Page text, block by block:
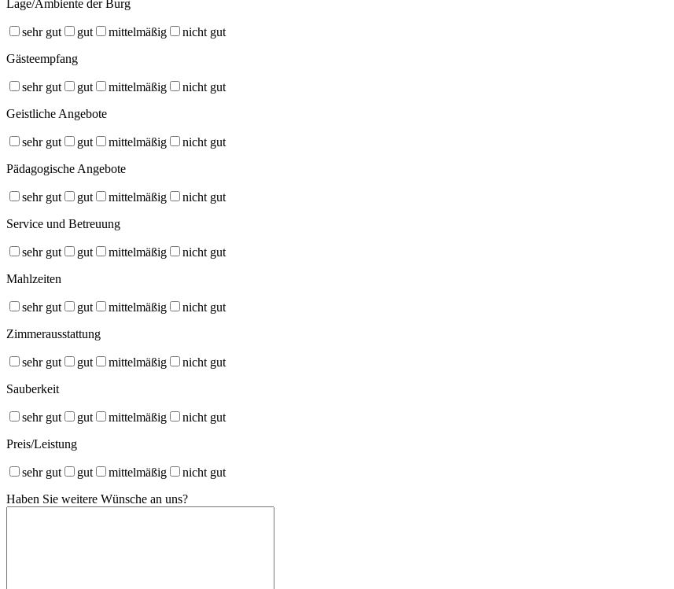
Lage/Ambiente der Burg
sehr gut gut mittelmäßig
nicht gut
Gästeempfang
sehr gut gut mittelmäßig
nicht gut
Geistliche Angebote
sehr gut gut mittelmäßig
nicht gut
Pädagogische Angebote
sehr gut gut mittelmäßig
nicht gut
Service und Betreuung
sehr gut gut mittelmäßig
nicht gut
Mahlzeiten
sehr gut gut mittelmäßig
nicht gut
Zimmerausstattung
sehr gut gut mittelmäßig
nicht gut
Sauberkeit
sehr gut gut mittelmäßig
nicht gut
Preis/Leistung
sehr gut gut mittelmäßig
nicht gut
Haben Sie weitere Wünsche an uns?